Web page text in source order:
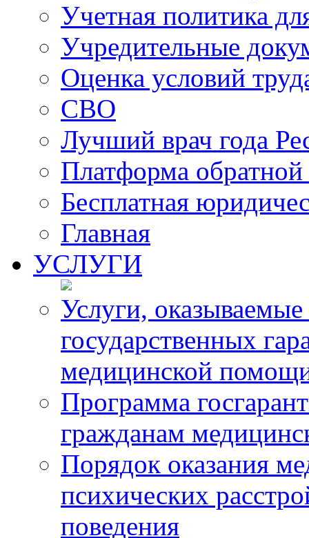
Учетная политика
Учредительные
Оценка условий
СВО
Лучший врач года
Платформа
Бесплатная
Главная
УСЛУГИ
Услуги,
государственных
медицинской
Программа
гражданам
Порядок оказания
психических
поведения